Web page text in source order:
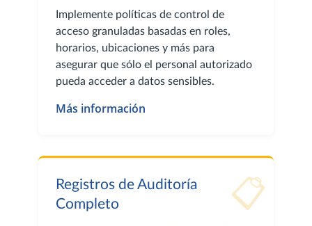
Implemente políticas de control de
acceso granuladas basadas en roles,
horarios, ubicaciones y más para
asegurar que sólo el personal autorizado
pueda acceder a datos sensibles.
Más información
📋
Registros de Auditoría
Completo